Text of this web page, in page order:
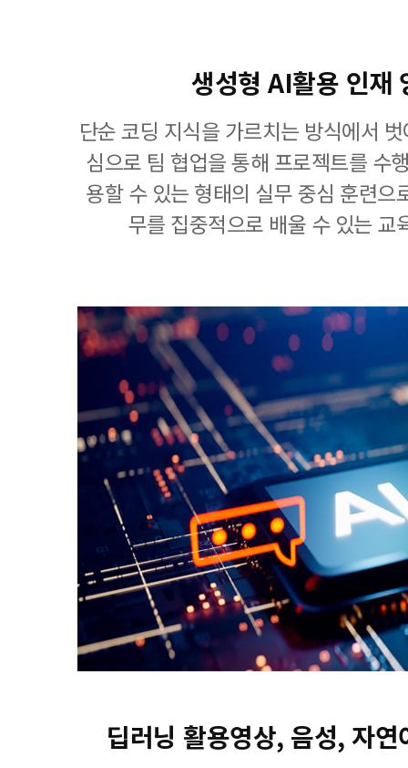
생성형 AI활용 인재
단순 코딩 지식을 가르치는 방식에서
심으로 팀 협업을 통해 프로젝트를 수
용할 수 있는 형태의 실무 중심 훈련으
무를 집중적으로 배울 수 있는 교
딥러닝 활용영상, 음성, 자